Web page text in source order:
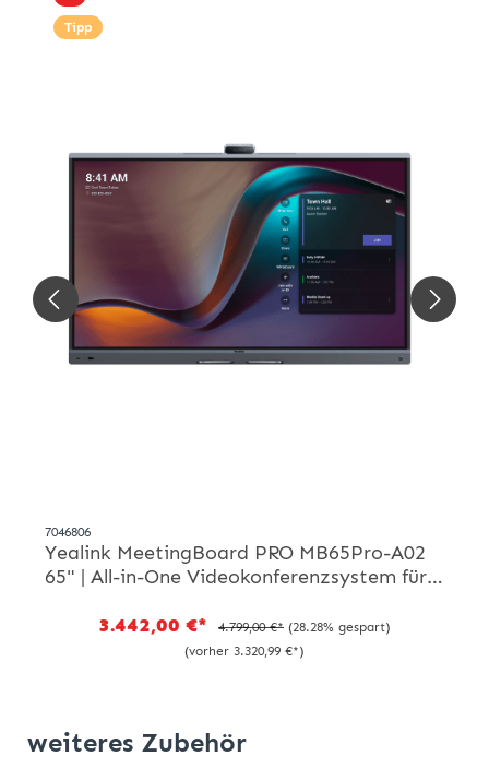
Tipp
7046806
Yealink MeetingBoard PRO MB65Pro-A02
65" | All-in-One Videokonferenzsystem für
Bildung & Gesundheitswesen
3.442,00 €* 4.799,00 €* (28.28% gespart)
(vorher 3.320,99 €*)
weiteres Zubehör